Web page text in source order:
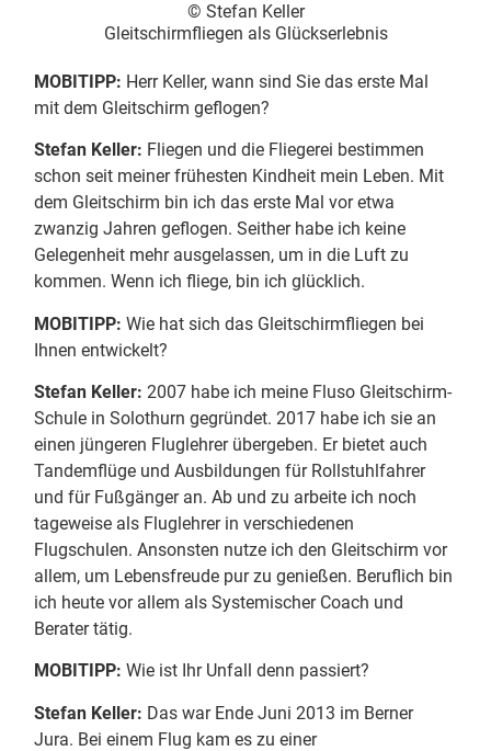
© Stefan Keller
Gleitschirmfliegen als Glückserlebnis
MOBITIPP: Herr Keller, wann sind Sie das erste Mal
mit dem Gleitschirm geflogen?
Stefan Keller: Fliegen und die Fliegerei bestimmen
schon seit meiner frühesten Kindheit mein Leben. Mit
dem Gleitschirm bin ich das erste Mal vor etwa
zwanzig Jahren geflogen. Seither habe ich keine
Gelegenheit mehr ausgelassen, um in die Luft zu
kommen. Wenn ich fliege, bin ich glücklich.
MOBITIPP: Wie hat sich das Gleitschirmfliegen bei
Ihnen entwickelt?
Stefan Keller: 2007 habe ich meine Fluso Gleitschirm-
Schule in Solothurn gegründet. 2017 habe ich sie an
einen jüngeren Fluglehrer übergeben. Er bietet auch
Tandemflüge und Ausbildungen für Rollstuhlfahrer
und für Fußgänger an. Ab und zu arbeite ich noch
tageweise als Fluglehrer in verschiedenen
Flugschulen. Ansonsten nutze ich den Gleitschirm vor
allem, um Lebensfreude pur zu genießen. Beruflich bin
ich heute vor allem als Systemischer Coach und
Berater tätig.
MOBITIPP: Wie ist Ihr Unfall denn passiert?
Stefan Keller: Das war Ende Juni 2013 im Berner
Jura. Bei einem Flug kam es zu einer